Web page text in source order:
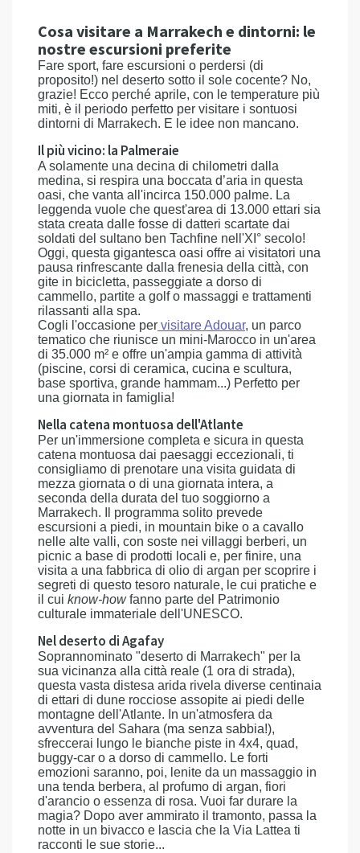
Cosa visitare a Marrakech e dintorni: le
nostre escursioni preferite
Fare sport, fare escursioni o perdersi (di
proposito!) nel deserto sotto il sole cocente? No,
grazie! Ecco perché aprile, con le temperature più
miti, è il periodo perfetto per visitare i sontuosi
dintorni di Marrakech. E le idee non mancano.
Il più vicino: la Palmeraie
A solamente una decina di chilometri dalla
medina, si respira una boccata d’aria in questa
oasi, che vanta all'incirca 150.000 palme. La
leggenda vuole che quest'area di 13.000 ettari sia
stata creata dalle fosse di datteri scartate dai
soldati del sultano ben Tachfine nell'XI° secolo!
Oggi, questa gigantesca oasi offre ai visitatori una
pausa rinfrescante dalla frenesia della città, con
gite in bicicletta, passeggiate a dorso di
cammello, partite a golf o massaggi e trattamenti
rilassanti alla spa.
Cogli l'occasione per visitare Adouar, un parco
tematico che riunisce un mini-Marocco in un'area
di 35.000 m² e offre un'ampia gamma di attività
(piscine, corsi di ceramica, cucina e scultura,
base sportiva, grande hammam...) Perfetto per
una giornata in famiglia!
Nella catena montuosa dell'Atlante
Per un'immersione completa e sicura in questa
catena montuosa dai paesaggi eccezionali, ti
consigliamo di prenotare una visita guidata di
mezza giornata o di una giornata intera, a
seconda della durata del tuo soggiorno a
Marrakech. Il programma solito prevede
escursioni a piedi, in mountain bike o a cavallo
nelle alte valli, con soste nei villaggi berberi, un
picnic a base di prodotti locali e, per finire, una
visita a una fabbrica di olio di argan per scoprire i
segreti di questo tesoro naturale, le cui pratiche e
il cui know-howfanno parte del Patrimonio
culturale immateriale dell'UNESCO.
Nel deserto di Agafay
Soprannominato "deserto di Marrakech" per la
sua vicinanza alla città reale (1 ora di strada),
questa vasta distesa arida rivela diverse centinaia
di ettari di dune rocciose assopite ai piedi delle
montagne dell'Atlante. In un'atmosfera da
avventura del Sahara (ma senza sabbia!),
sfreccerai lungo le bianche piste in 4x4, quad,
buggy-car o a dorso di cammello. Le forti
emozioni saranno, poi, lenite da un massaggio in
una tenda berbera, al profumo di argan, fiori
d'arancio o essenza di rosa. Vuoi far durare la
magia? Dopo aver ammirato il tramonto, passa la
notte in un bivacco e lascia che la Via Lattea ti
racconti le sue storie...